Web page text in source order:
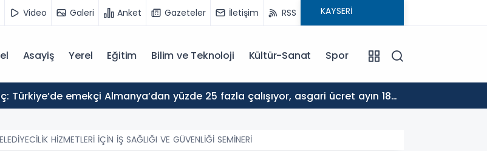
Video Galeri Anket Gazeteler İletişim RSS
Asayiş Yerel Eğitim Bilim ve Teknoloji Kültür-Sanat Spor
HİZMETLERİ İÇİN İŞ SAĞLIĞI VE GÜVENLİĞİ SEMİNERİ